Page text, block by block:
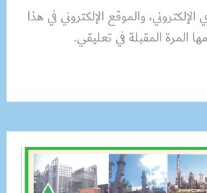
والموقع الإلكتروني في هذا
المرة المقبلة في تعليقي.